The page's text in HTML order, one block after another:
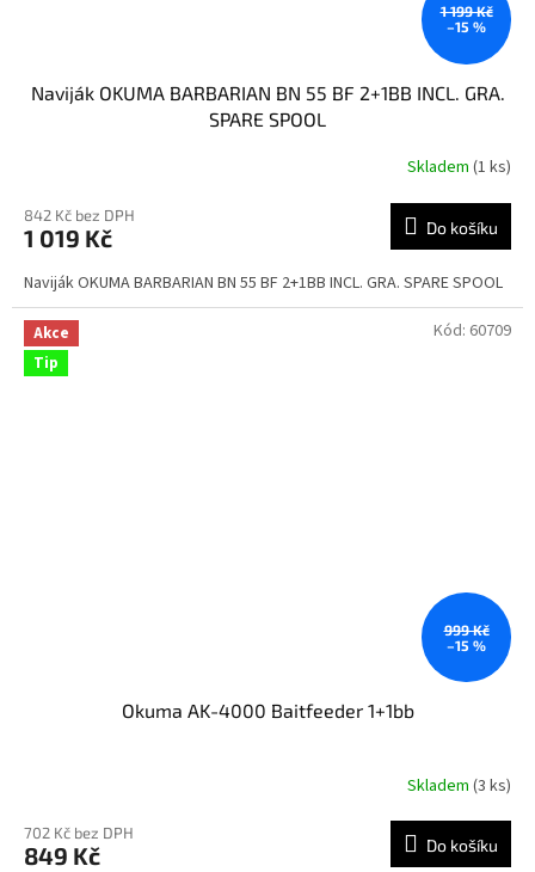
1 199 Kč
–15 %
Naviják OKUMA BARBARIAN BN 55 BF 2+1BB INCL. GRA.
SPARE SPOOL
Skladem (1 ks)
842 Kč bez DPH
1 019 Kč Do košíku
Naviják OKUMA BARBARIAN BN 55 BF 2+1BB INCL. GRA. SPARE SPOOL
Akce
Tip
999 Kč
–15 %
Okuma AK-4000 Baitfeeder 1+1bb
Skladem (3 ks)
702 Kč bez DPH
849 Kč Do košíku
Kód: 60709